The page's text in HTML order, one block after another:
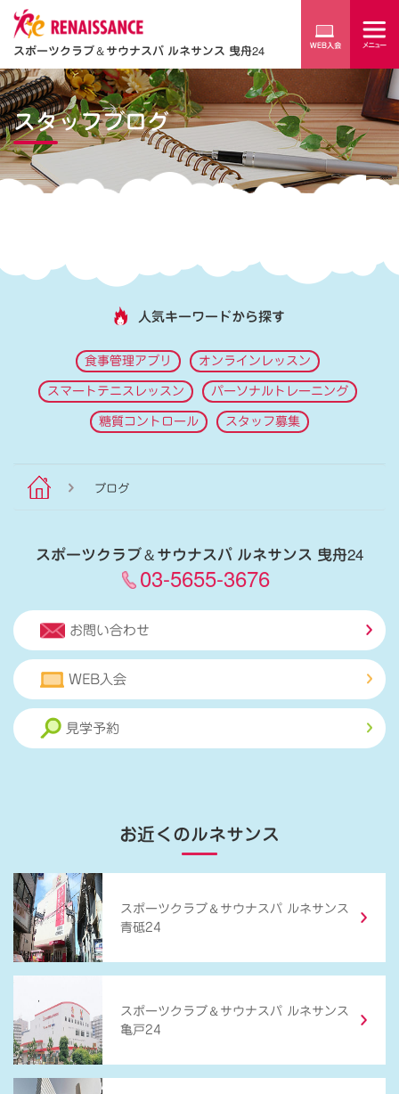
スポーツクラブ＆サウナスパ ルネサンス 曳舟24
スタッフブログ
人気キーワードから探す
食事管理アプリ オンラインレッスン
スマートテニスレッスン パーソナルトレーニング
糖質コントロール スタッフ募集
ブログ
スポーツクラブ＆サウナスパ ルネサンス 曳舟24
03-5655-3676
お問い合わせ
WEB入会
見学予約
お近くのルネサンス
スポーツクラブ ＆ サウナスパ ルネサンス
青砥24
スポーツクラブ ＆ サウナスパ ルネサンス
亀戸24